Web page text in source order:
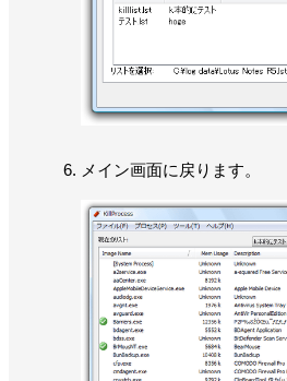
メイン画面に戻ります。